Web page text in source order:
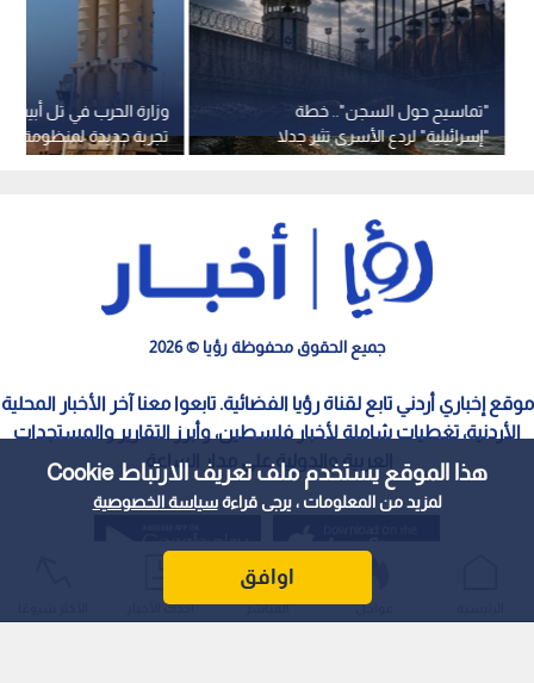
هذا الموقع يستخدم ملف تعريف الارتباط Cookie
لمزيد من المعلومات ، يرجى قراءةسياسة الخصوصية
اوافق
وزارة الحرب في تل أبيب
تجربة جديدة لمنظومة
بعيدة المدى
"تماسيح حول السجن".. خطة
"إسرائيلية" لردع الأسرى تثير جدلا
وتدخلا قضائيا
جميع الحقوق محفوظة رؤيا © 2026
موقع إخباري أردني تابع لقناة رؤيا الفضائية. تابعوا معنا آخر الأخبار المحلية
الأردنية، تغطيات شاملة لأخبار فلسطين، وأبرز التقارير والمستجدات
العربية والدولية على مدار الساعة.
عواجل المباشر أحدث الأخبار